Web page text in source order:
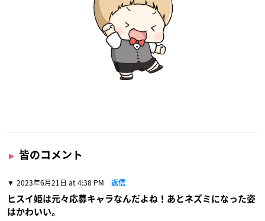
皆のコメント
2023年6月21日 at 4:38 PM 返信
ヒスイ姫は元々応募キャラなんだよね！あとネズミになった姿
はかわいい。